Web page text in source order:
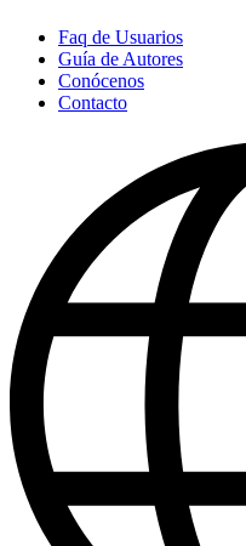
Faq de Usuarios
Guía de Autores
Conócenos
Contacto